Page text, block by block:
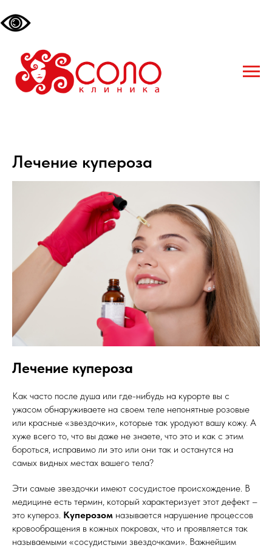
Лечение купероза
Лечение купероза
Как часто после душа или где-нибудь на курорте вы с
ужасом обнаруживаете на своем теле непонятные розовые
или красные «звездочки», которые так уродуют вашу кожу. А
хуже всего то, что вы даже не знаете, что это и как с этим
бороться, исправимо ли это или они так и останутся на
самых видных местах вашего тела?
Эти самые звездочки имеют сосудистое происхождение. В
медицине есть термин, который характеризует этот дефект –
это купероз. Куперозом называется нарушение процессов
кровообращения в кожных покровах, что и проявляется так
называемыми «сосудистыми звездочками». Важнейшим